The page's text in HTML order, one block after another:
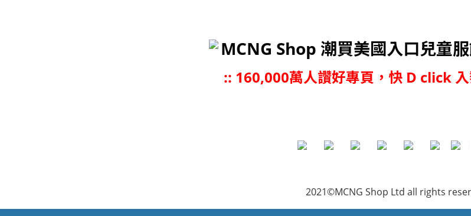
MCNG Shop 潮買美國入口兒童
:: 160,000萬人讚好專頁，快 D click
2021©MCNG Shop Ltd all rights